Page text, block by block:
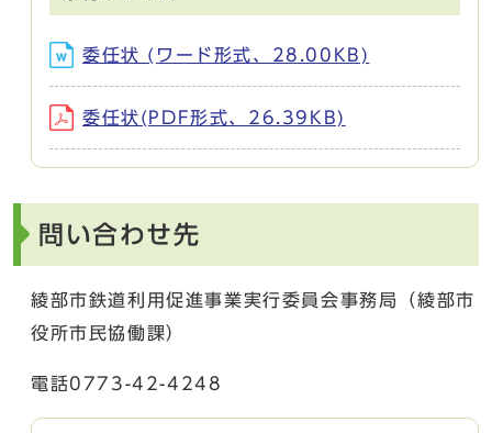
委任状 (ワード形式、28.00KB)
委任状(PDF形式、26.39KB)
問い合わせ先
綾部市鉄道利用促進事業実行委員会事務局（綾部市
役所市民協働課）
電話0773-42-4248